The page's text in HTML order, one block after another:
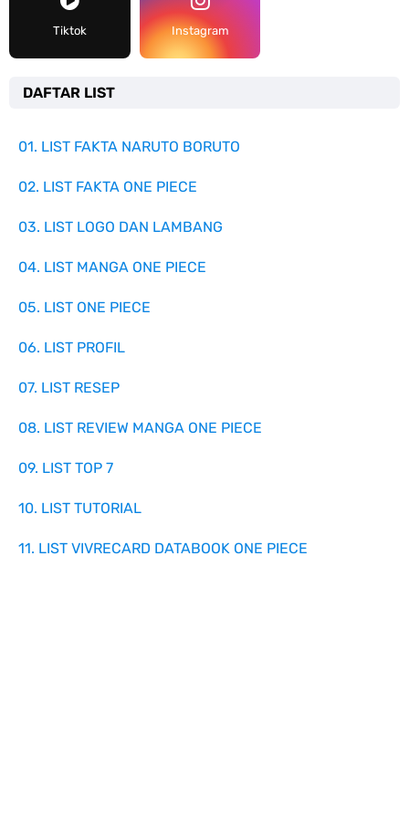
Tiktok Instagram
DAFTAR LIST
01. LIST FAKTA NARUTO BORUTO
02. LIST FAKTA ONE PIECE
03. LIST LOGO DAN LAMBANG
04. LIST MANGA ONE PIECE
05. LIST ONE PIECE
06. LIST PROFIL
07. LIST RESEP
08. LIST REVIEW MANGA ONE PIECE
09. LIST TOP 7
10. LIST TUTORIAL
11. LIST VIVRECARD DATABOOK ONE PIECE